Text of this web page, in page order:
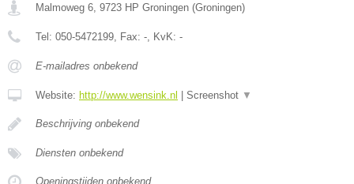
Malmoweg 6 9723 HP Groningen (Groningen)
Tel: 050-5472199 , Fax: - , KvK: -
E-mailadres onbekend
Website: http://www.wensink.nl Screenshot ▼
Beschrijving onbekend
Diensten onbekend
Openingstijden onbekend